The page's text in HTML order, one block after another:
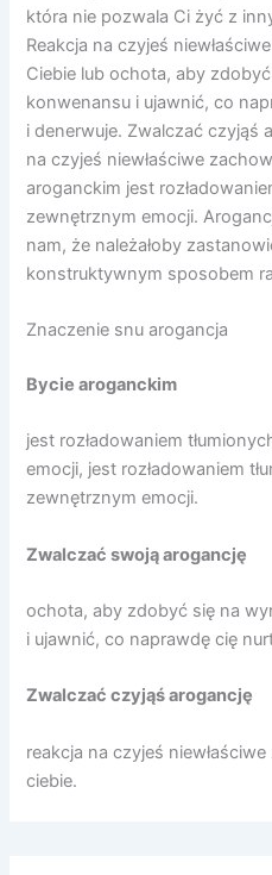
która nie pozwala Ci żyć z
Reakcja na czyjeś
Ciebie lub ochota, aby
konwenansu i ujawnić, co
i denerwuje. Zwalczać czyjąś
na czyjeś niewłaściwe
aroganckim jest
zewnętrznym emocji.
nam, że należałoby
konstruktywnym sposobem
Znaczenie snu arogancja
Bycie aroganckim
jest rozładowaniem
emocji, jest rozładowaniem
zewnętrznym emocji.
Zwalczać swoją arogancję
ochota, aby zdobyć się na
i ujawnić, co naprawdę cię
Zwalczać czyjąś arogancję
reakcja na czyjeś
ciebie.